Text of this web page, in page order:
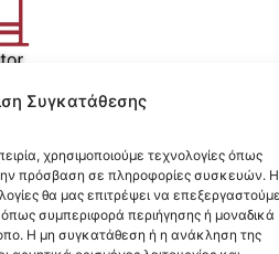
Συγκατάθεσης
χρησιμοποιούμε τεχνολογίες όπως
πρόσβαση σε πληροφορίες συσκευών. Η
θα μας επιτρέψει να επεξεργαστούμε
συμπεριφορά περιήγησης ή μοναδικά
Η μη συγκατάθεση ή η ανάκληση της
e-learning λύση για Data